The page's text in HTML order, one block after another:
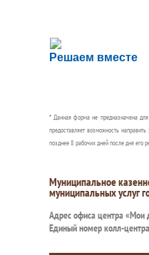
Решаем вместе
Сложности с
Сообщите об этом
* Данная форма не предназначена
предоставляет возможность
позднее 8 рабочих дней после дня его
Муниципальное
муниципальных услуг
Адрес офиса центра «Мои
Единый номер колл-